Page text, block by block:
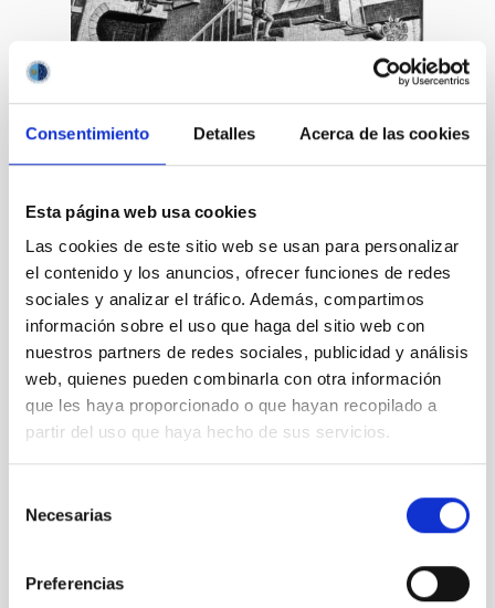
Consentimiento Detalles Acerca de las cookies
Esta página web usa cookies
Las cookies de este sitio web se usan para personalizar
el contenido y los anuncios, ofrecer funciones de redes
sociales y analizar el tráfico. Además, compartimos
información sobre el uso que haga del sitio web con
nuestros partners de redes sociales, publicidad y análisis
web, quienes pueden combinarla con otra información
que les haya proporcionado o que hayan recopilado a
partir del uso que haya hecho de sus servicios.
Necesarias
Preferencias
Escher es el artista que mejor ha reflejado
mundos imposibles
Es difícil averiguar si las humanidades y las artes serán capaces
de cambiar la orientación de la ciencia y tecnología del futuro.
Lo seguro es que la intersección siempre será un terreno
abonado a nuevas teorías científicas, desarrollos tecnológicos y
creaciones artísticas. La cultura humanística necesita de la
ciencia parar entender el mundo, renovar lenguajes y
temáticas. Y el saber científico precisa conciliarse con las artes
para evitar la especialización obcecada.
Actualmente, el mejor puente entre las dos culturas es la
divulgación. La renovada complejidad de las disciplinas
científicas, la insuficiente labor divulgativa y los medios de
comunicación peor formados e informados, suponen una seria
final de la ciencia no es la tecnología, sino el avance del
conocimiento, un ingrediente básico para vivir mejor, para saber
vivir. Y para generalizar el conocimiento y poder transmitir
fragmentos, partes del saber desconocidos o inaccesibles, la